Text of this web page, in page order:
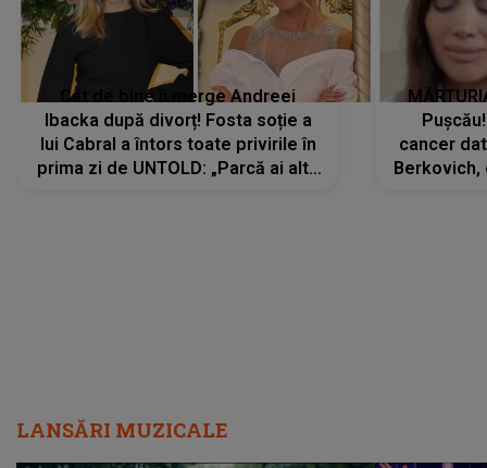
Cât de bine îi merge Andreei
Ibacka după divorț! Fosta soție a
lui Cabral a întors toate privirile în
prima zi de UNTOLD: „Parcă ai altă
cancer
Berkovich,
LANSĂRI MUZICALE